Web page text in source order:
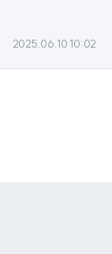
2025.06.10 10:02